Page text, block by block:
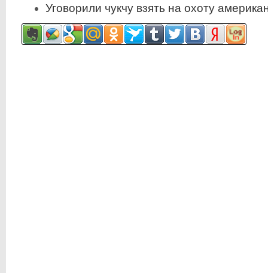
Уговорили чукчу взять на охоту